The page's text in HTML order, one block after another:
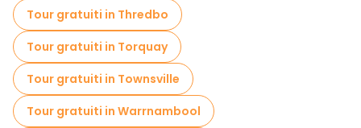
Tour gratuiti in Thredbo
Tour gratuiti in Torquay
Tour gratuiti in Townsville
Tour gratuiti in Warrnambool